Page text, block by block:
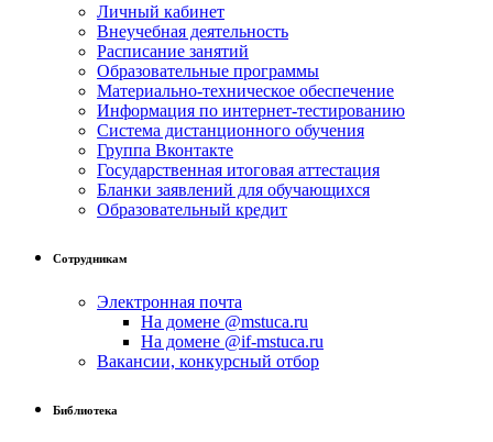
Личный кабинет
Внеучебная деятельность
Расписание занятий
Образовательные программы
Материально-техническое обеспечение
Информация по интернет-тестированию
Система дистанционного обучения
Группа Вконтакте
Государственная итоговая аттестация
Бланки заявлений для обучающихся
Образовательный кредит
Сотрудникам
Электронная почта
На домене @mstuca.ru
На домене @if-mstuca.ru
Вакансии, конкурсный отбор
Библиотека